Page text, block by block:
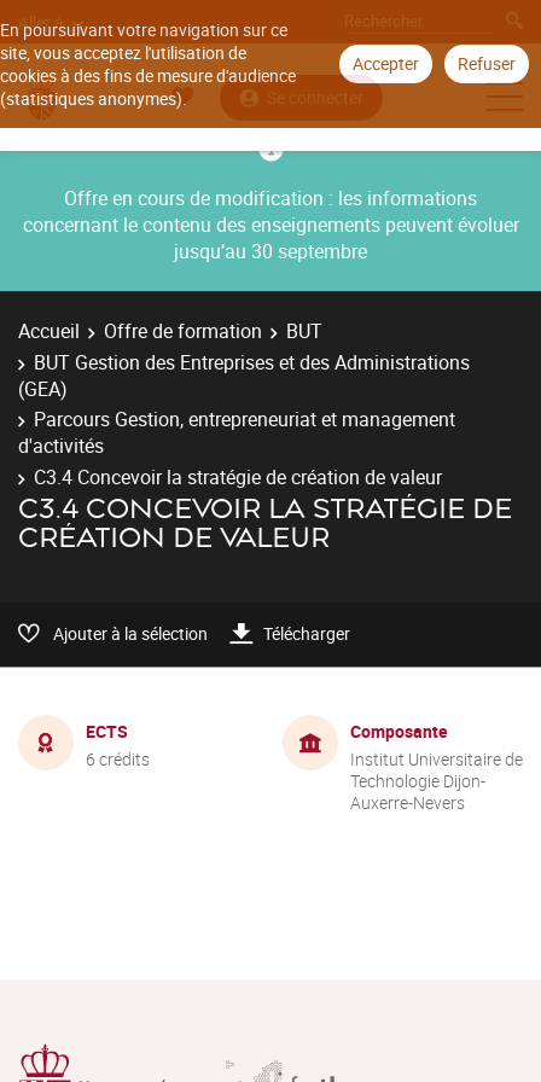
En poursuivant votre navigation sur ce
site, vous acceptez l'utilisation de
cookies à des fins de mesure d'audience
(statistiques anonymes).
Accepter Refuser
Aller à
Se connecter
Offre en cours de modification : les informations
concernant le contenu des enseignements peuvent évoluer
jusqu’au 30 septembre
Accueil Offre de formation
BUT
BUT Gestion des Entreprises et des Administrations
(GEA)
Parcours Gestion, entrepreneuriat et management
d'activités
C3.4 Concevoir la stratégie de création de valeur
C3.4 CONCEVOIR LA STRATÉGIE DE
CRÉATION DE VALEUR
Ajouter à la sélection Télécharger
ECTS
6 crédits
Composante
Institut Universitaire de
Technologie Dijon-
Auxerre-Nevers